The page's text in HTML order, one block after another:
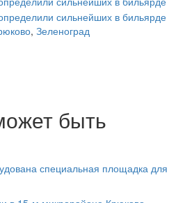
, Зеленоград
быть
специальная площадка для